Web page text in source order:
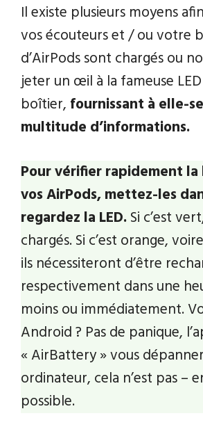
Il existe plusieurs moyens
vos écouteurs et / ou votre
d’AirPods sont chargés ou
jeter un œil à la fameuse
boîtier, fournissant à elle-
multitude d’informations.
Pour vérifier rapidement
vos AirPods, mettez-les
regardez la LED. Si c’est
chargés. Si c’est orange,
ils nécessiteront d’être
respectivement dans une
moins ou immédiatement.
Android ? Pas de panique,
« AirBattery » vous
ordinateur, cela n’est pas –
possible.